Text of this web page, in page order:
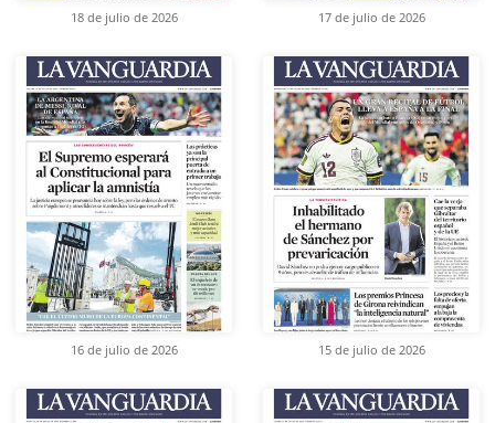
18 de julio de 2026 17 de julio de 2026
16 de julio de 2026 15 de julio de 2026